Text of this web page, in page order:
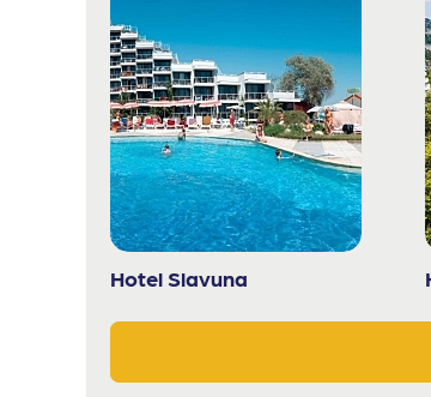
Hotel Slavuna